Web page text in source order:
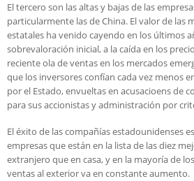
El tercero son las altas y bajas de las
particularmente las de China. El valor de las
estatales ha venido cayendo en los últimos
sobrevaloración inicial, a la caída en los
reciente ola de ventas en los mercados
que los inversores confían cada vez menos
por el Estado, envueltas en acusacioens de
para sus accionistas y administración por
El éxito de las compañías estadounidenses
empresas que están en la lista de las diez
extranjero que en casa, y en la mayoría de
ventas al exterior va en constante aumento.